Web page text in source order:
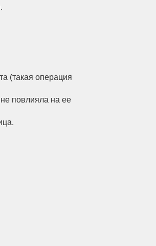
(такая операция
повлияла на ее